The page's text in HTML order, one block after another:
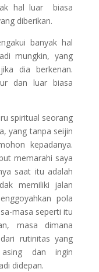
hal luar biasa
diberikan.
banyak hal
mungkin, yang
dia berkenan.
dan luar biasa
spiritual seorang
yang tanpa seijin
kepadanya.
memarahi saya
saat itu adalah
memiliki jalan
pola
masa seperti itu
masa dimana
rutinitas yang
asing dan ingin
didepan.